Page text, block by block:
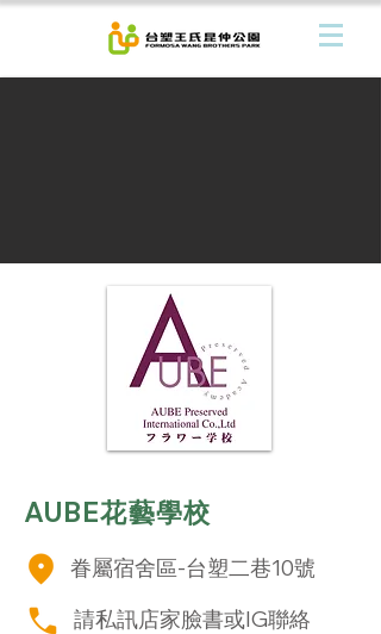
AUBE花藝學校
眷屬宿舍區-台塑二巷10號
請私訊店家臉書或IG聯絡